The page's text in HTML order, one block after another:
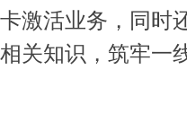
激活业务，同时
关知识，筑牢一